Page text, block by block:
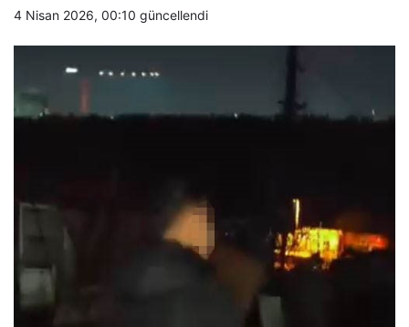
4 Nisan 2026, 00:10 güncellendi